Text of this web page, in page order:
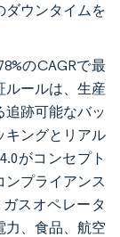
ダウンタイムを
のCAGRで最
ルールは、生産
追跡可能なバッ
キングとリアル
がコンセプト
プライアンス
スオペレータ
力、食品、航空